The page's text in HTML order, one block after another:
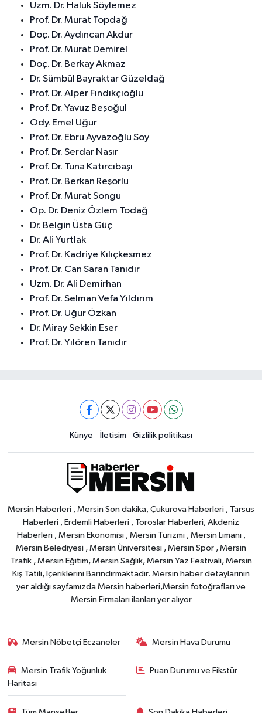
Uzm. Dr. Haluk Söylemez
Prof. Dr. Murat Topdağ
Doç. Dr. Aydıncan Akdur
Prof. Dr. Murat Demirel
Doç. Dr. Berkay Akmaz
Dr. Sümbül Bayraktar Güzeldağ
Prof. Dr. Alper Fındıkçıoğlu
Prof. Dr. Yavuz Beşoğul
Ody. Emel Uğur
Prof. Dr. Ebru Ayvazoğlu Soy
Prof. Dr. Serdar Nasır
Prof. Dr. Tuna Katırcıbaşı
Prof. Dr. Berkan Reşorlu
Prof. Dr. Murat Songu
Op. Dr. Deniz Özlem Todağ
Dr. Belgin Üsta Güç
Dr. Ali Yurtlak
Prof. Dr. Kadriye Kılıçkesmez
Prof. Dr. Can Saran Tanıdır
Uzm. Dr. Ali Demirhan
Prof. Dr. Selman Vefa Yıldırım
Prof. Dr. Uğur Özkan
Dr. Miray Sekkin Eser
Prof. Dr. Yılören Tanıdır
Künye İletisim Gizlilik politikası
Mersin Haberleri , Mersin Son dakika, Çukurova Haberleri , Tarsus
Haberleri , Erdemli Haberleri , Toroslar Haberleri, Akdeniz
Haberleri , Mersin Ekonomisi , Mersin Turizmi , Mersin Limanı ,
Mersin Belediyesi , Mersin Üniversitesi , Mersin Spor , Mersin
Trafik , Mersin Eğitim, Mersin Sağlık, Mersin Yaz Festivali, Mersin
Kış Tatili, İçeriklerini Barındırmaktadır. Mersin haber detaylarının
yer aldığı sayfamızda Mersin haberleri,Mersin fotoğrafları ve
Mersin Firmaları ilanları yer alıyor
Mersin Nöbetçi Eczaneler Mersin Hava Durumu
Mersin Trafik Yoğunluk
Haritası
Puan Durumu ve Fikstür